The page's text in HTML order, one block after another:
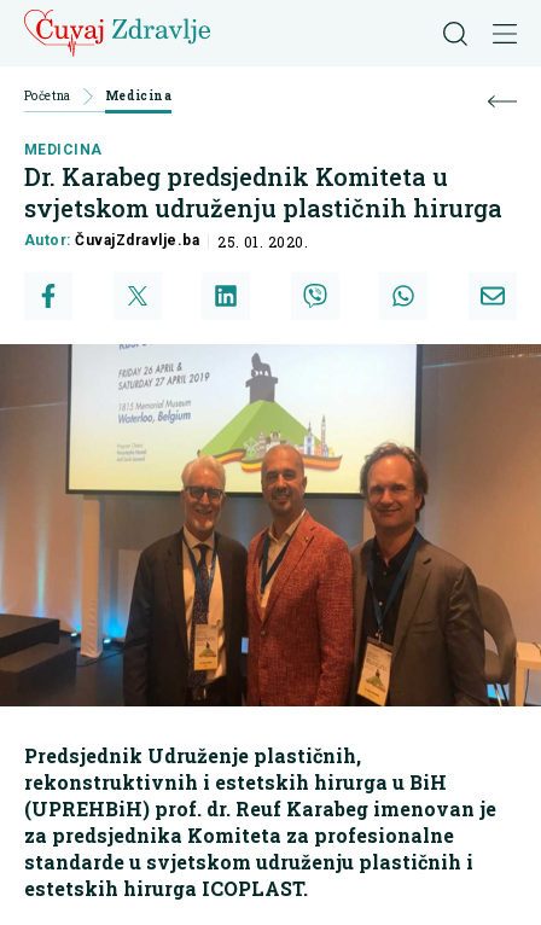
Početna Medicina
MEDICINA
Dr. Karabeg predsjednik Komiteta u
svjetskom udruženju plastičnih hirurga
Autor:ČuvajZdravlje.ba 25. 01. 2020.
Predsjednik Udruženje plastičnih,
rekonstruktivnih i estetskih hirurga u BiH
(UPREHBiH) prof. dr. Reuf Karabeg imenovan je
za predsjednika Komiteta za profesionalne
standarde u svjetskom udruženju plastičnih i
estetskih hirurga ICOPLAST.